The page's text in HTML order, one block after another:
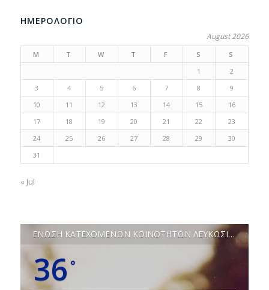
ΗΜΕΡΟΛΟΓΙΟ
August 2026
M T W T F S
S
1
2
3
4 5 6 7 8
9
10
11 12 13 14 15
16
17
18 19 20 21 22
23
24
25 26 27 28 29
30
31
« Jul
ΕΝΩΣΗ ΚΑΤΕΧΟΜΕΝΩΝ ΚΟΙΝΟΤΗΤΩΝ ΛΕΥΚΩΣΙΑΣ
36 °